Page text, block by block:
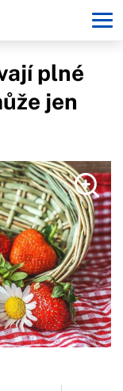
plné
jen